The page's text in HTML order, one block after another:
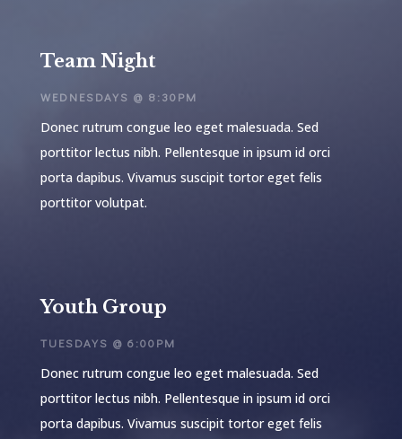
Team Night
WEDNESDAYS @ 8:30PM
Donec rutrum congue leo eget malesuada. Sed
porttitor lectus nibh. Pellentesque in ipsum id orci
porta dapibus. Vivamus suscipit tortor eget felis
porttitor volutpat.
Youth Group
TUESDAYS @ 6:00PM
Donec rutrum congue leo eget malesuada. Sed
porttitor lectus nibh. Pellentesque in ipsum id orci
porta dapibus. Vivamus suscipit tortor eget felis